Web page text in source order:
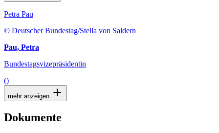
Petra Pau
© Deutscher Bundestag/Stella von Saldern
Pau, Petra
Bundestagsvizepräsidentin
()
mehr anzeigen
Dokumente